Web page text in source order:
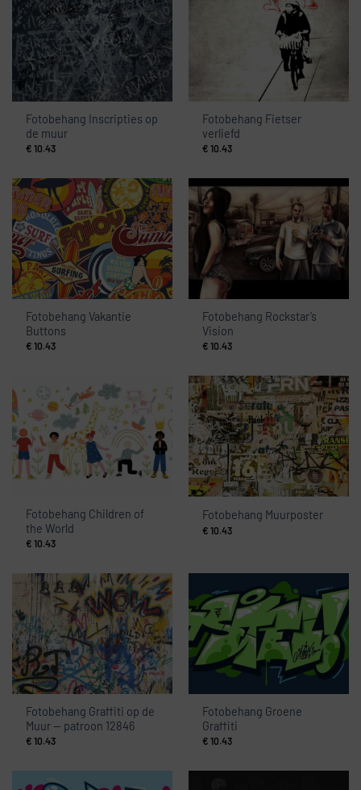
Fotobehang Inscripties op
de muur
€ 10.43
Fotobehang Fietser
verliefd
€ 10.43
Fotobehang Vakantie
Buttons
€ 10.43
Fotobehang Rockstar’s
Vision
€ 10.43
Fotobehang Children of
the World
€ 10.43
Fotobehang Muurposter
€ 10.43
Fotobehang Graffiti op de
Muur — patroon 12846
€ 10.43
Fotobehang Groene
Graffiti
€ 10.43